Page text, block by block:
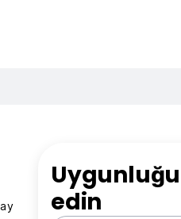
edin